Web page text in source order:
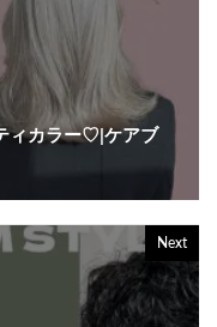
ィカラー♡|ケアブ
Next